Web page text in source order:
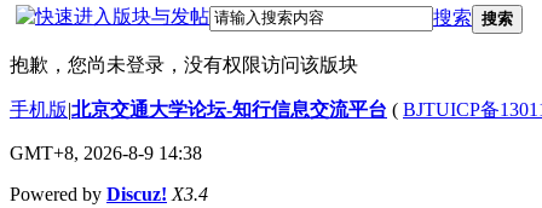
搜索 搜索
抱歉，您尚未登录，没有权限访问该版块
手机版|北京交通大学论坛-知行信息交流平台 ( BJTUICP备
GMT+8, 2026-8-9 14:38
Powered by Discuz! X3.4